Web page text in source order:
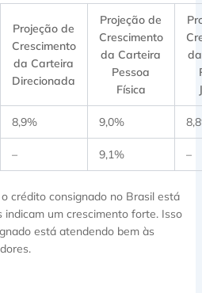
Projeção de
Crescimento
da Carteira
Direcionada
Projeção de
Crescimento
da Carteira
Pessoa
Física
8,9% 9,0%
– 9,1% –
crédito consignado no Brasil está
indicam um crescimento forte. Isso
está atendendo bem às